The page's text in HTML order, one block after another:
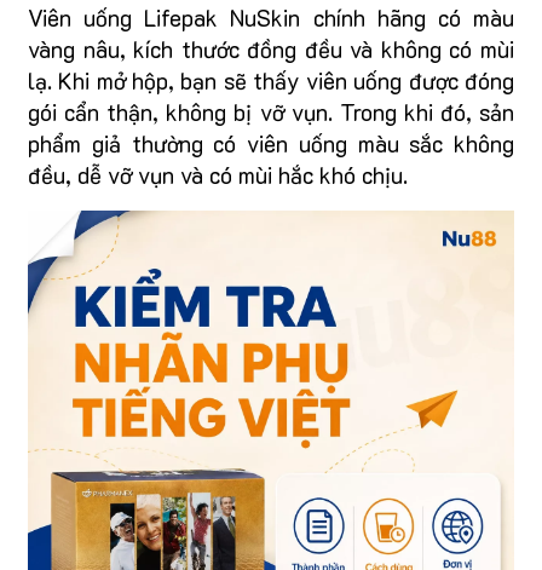
Viên uống Lifepak NuSkin chính hãng có màu
vàng nâu, kích thước đồng đều và không có mùi
lạ. Khi mở hộp, bạn sẽ thấy viên uống được đóng
gói cẩn thận, không bị vỡ vụn. Trong khi đó, sản
phẩm giả thường có viên uống màu sắc không
đều, dễ vỡ vụn và có mùi hắc khó chịu.